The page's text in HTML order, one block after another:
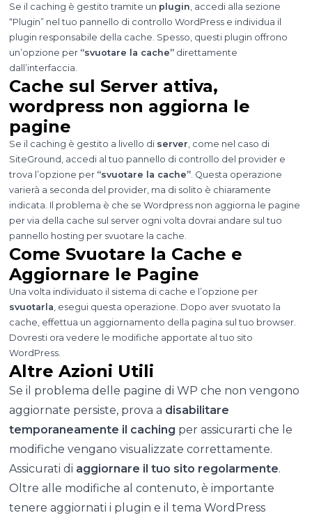
Se il caching è gestito tramite un plugin , accedi alla sezione
“Plugin” nel tuo pannello di controllo WordPress e individua il
plugin responsabile della cache. Spesso, questi plugin offrono
un’opzione per “svuotare la cache”direttamente
dall’interfaccia.
Cache sul Server attiva,
wordpress non aggiorna le
pagine
Se il caching è gestito a livello di server , come nel caso di
SiteGround, accedi al tuo pannello di controllo del provider e
trova l’opzione per “svuotare la cache”. Questa operazione
varierà a seconda del provider, ma di solito è chiaramente
indicata. Il problema è che se Wordpress non aggiorna le pagine
per via della cache sul server ogni volta dovrai andare sul tuo
pannello hosting per svuotare la cache.
Come Svuotare la Cache e
Aggiornare le Pagine
Una volta individuato il sistema di cache e l’opzione per
svuotarla , esegui questa operazione. Dopo aver svuotato la
cache, effettua un aggiornamento della pagina sul tuo browser.
Dovresti ora vedere le modifiche apportate al tuo sito
WordPress.
Altre Azioni Utili
Se il problema delle pagine di WP che non vengono
aggiornate persiste, prova a disabilitare
temporaneamente il caching per assicurarti che le
modifiche vengano visualizzate correttamente.
Assicurati di aggiornare il tuo sito regolarmente.
Oltre alle modifiche al contenuto, è importante
tenere aggiornati i plugin e il tema WordPress